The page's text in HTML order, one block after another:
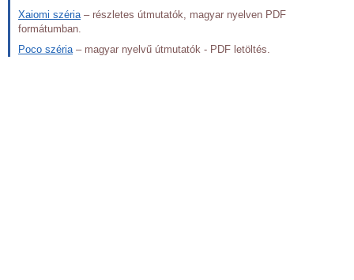
Xaiomi széria – részletes útmutatók, magyar nyelven PDF
formátumban.
Poco széria – magyar nyelvű útmutatók - PDF letöltés.